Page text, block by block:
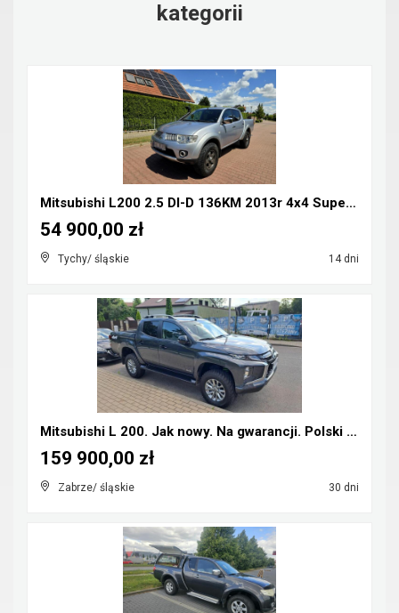
kategorii
Mitsubishi L200 2.5 DI-D 136KM 2013r 4x4 Super Sel...
Tychy/ śląskie 14 dni
54 900,00 zł
Mitsubishi L 200. Jak nowy. Na gwarancji. Polski s...
Zabrze/ śląskie 30 dni
159 900,00 zł